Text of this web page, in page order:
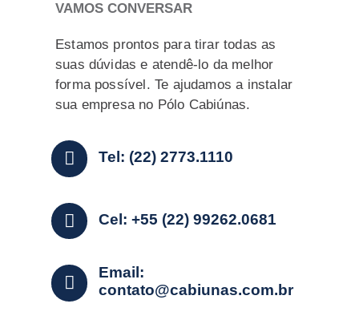
VAMOS CONVERSAR
Estamos prontos para tirar todas as
suas dúvidas e atendê-lo da melhor
forma possível. Te ajudamos a instalar
sua empresa no Pólo Cabiúnas.
Tel: (22) 2773.1110
Cel: +55 (22) 99262.0681
Email:
contato@cabiunas.com.br